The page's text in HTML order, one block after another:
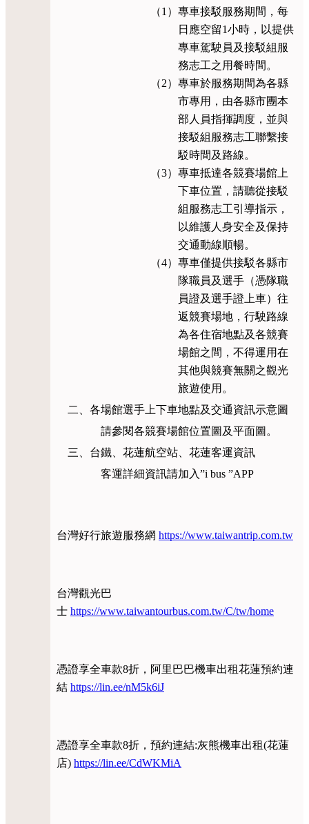
（1）專車接駁服務期間，每
日應空留1小時，以提供
專車駕駛員及接駁組服
務志工之用餐時間。
（2）專車於服務期間為各縣
市專用，由各縣市團本
部人員指揮調度，並與
接駁組服務志工聯繫接
駁時間及路線。
（3）專車抵達各競賽場館上
下車位置，請聽從接駁
組服務志工引導指示，
以維護人身安全及保持
交通動線順暢。
（4）專車僅提供接駁各縣市
隊職員及選手（憑隊職
員證及選手證上車）往
返競賽場地，行駛路線
為各住宿地點及各競賽
場館之間，不得運用在
其他與競賽無關之觀光
旅遊使用。
二、各場館選手上下車地點及交通資訊示意圖
請參閱各競賽場館位置圖及平面圖。
三、台鐵、花蓮航空站、花蓮客運資訊
客運詳細資訊請加入”i bus ”APP
台灣好行旅遊服務網 https://www.taiwantrip.com.tw
台灣觀光巴
士 https://www.taiwantourbus.com.tw/C/tw/home
憑證享全車款8折，阿里巴巴機車出租花蓮預約連
結 https://lin.ee/nM5k6iJ
憑證享全車款8折，預約連結:灰熊機車出租(花蓮
店) https://lin.ee/CdWKMiA